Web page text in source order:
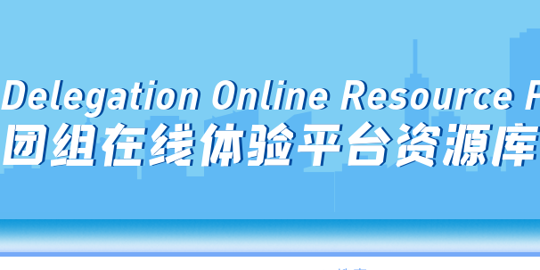
Delegation Online Resource
团组在线体验平台资源库